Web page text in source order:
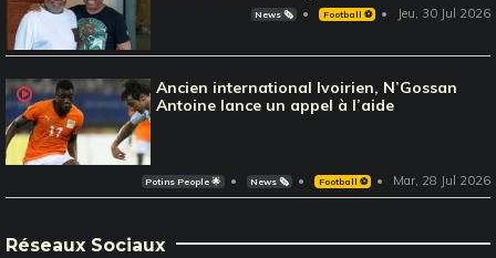
News 🗞️ Football ⚽️ Jeu, 30 Jul 2026
Ancien international Ivoirien, N’Gossan
Antoine lance un appel à l’aide
Potins People 🌟 News 🗞️ Football ⚽️ Mar, 28 Jul 2026
Réseaux Sociaux